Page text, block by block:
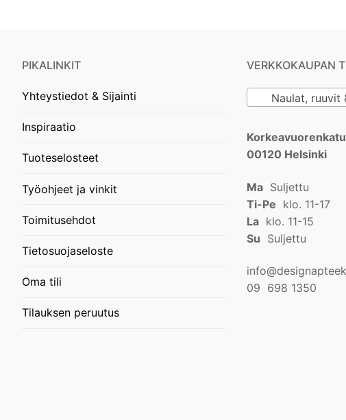
PIKALINKIT
Yhteystiedot & Sijainti
Inspiraatio
Tuoteselosteet
Työohjeet ja vinkit
Toimitusehdot
Tietosuojaseloste
Oma tili
Tilauksen peruutus
VERKKOKAUPAN
Naulat, ruuvit &
00120 Helsinki
Ma Suljettu
Ti-Pe klo. 11-17
La klo. 11-15
Su Suljettu
09 698 1350